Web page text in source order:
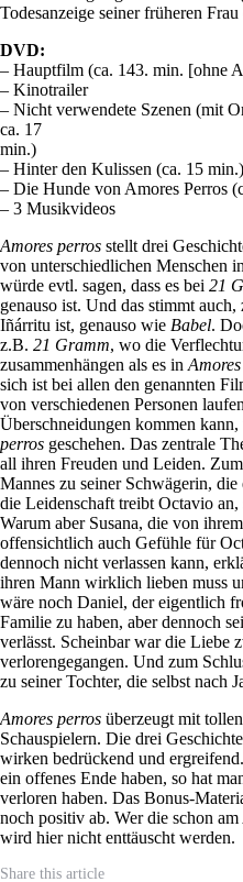
Todesanzeige seiner früheren
DVD:
– Hauptfilm (ca. 143. min. [ohne
– Kinotrailer
– Nicht verwendete Szenen (mit
ca. 17
min.)
– Hinter den Kulissen (ca. 15 min.)
– Die Hunde von Amores Perros
– 3 Musikvideos
Amores perros stellt drei
von unterschiedlichen Menschen
würde evtl. sagen, dass es bei 21
genauso ist. Und das stimmt auch,
Iñárritu ist, genauso wie Babel.
z.B. 21 Gramm, wo die
zusammenhängen als es in
sich ist bei allen den genannten
von verschiedenen Personen
Überschneidungen kommen
perros geschehen. Das zentrale
all ihren Freuden und Leiden.
Mannes zu seiner Schwägerin,
die Leidenschaft treibt Octavio an,
Warum aber Susana, die von
offensichtlich auch Gefühle für
dennoch nicht verlassen kann,
ihren Mann wirklich lieben muss
wäre noch Daniel, der eigentlich
Familie zu haben, aber dennoch
verlässt. Scheinbar war die Liebe
verlorengegangen. Und zum
zu seiner Tochter, die selbst nach
Amores perros überzeugt mit
Schauspielern. Die drei
wirken bedrückend und
ein offenes Ende haben, so hat
verloren haben. Das Bonus-
noch positiv ab. Wer die schon
wird hier nicht enttäuscht werden.
Share this article